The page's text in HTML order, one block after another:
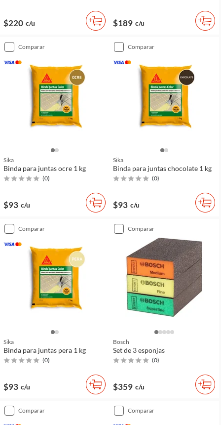
$220 c/u $189 c/u
comparar
Sika
Binda para juntas ocre 1 kg
(0)
$93 c/u
comparar
Sika
Binda para juntas chocolate 1 kg
(0)
$93 c/u
comparar
Sika
Binda para juntas pera 1 kg
(0)
$93 c/u
comparar
Bosch
Set de 3 esponjas
(0)
$359 c/u
comparar comparar